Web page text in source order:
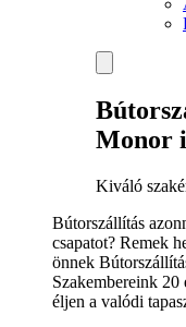
Monor
Kiváló
Bútorszállítás
csapatot? Remek
önnek
Szakembereink 20
éljen a valódi